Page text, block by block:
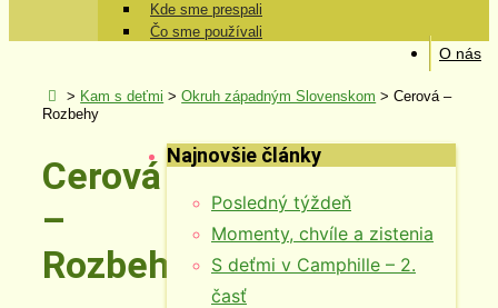
Kde sme prespali
Čo sme používali
O nás
> Kam s deťmi >Okruh západným Slovenskom >Cerová –
Rozbehy
Cerová
–
Rozbehy
Najnovšie články
Posledný týždeň
Momenty, chvíle a zistenia
S deťmi v Camphille – 2.
časť